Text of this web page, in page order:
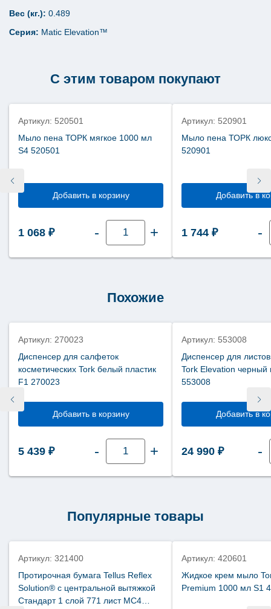
Вес (кг.): 0.489
Серия: Matic Elevation™
С этим товаром покупают
Артикул: 520501
Мыло пена ТОРК мягкое 1000 мл
S4 520501
Добавить в корзину
1 068 ₽ -
Количество
товара
пена
ТОРК
S4
520501
+
Артикул: 520901
Мыло пена ТОРК
520901
Добавить в
1 744 ₽ -
Похожие
Артикул: 270023
Диспенсер для салфеток
косметических Tork белый пластик
F1 270023
Добавить в корзину
5 439 ₽ -
Количество
товара
для
салфеток
F1
270023
+
Артикул: 553008
Диспенсер для
Tork Elevation черный
553008
Добавить в
24 990 ₽ -
Популярные товары
Артикул: 321400
Протирочная бумага Tellus Reflex
Solution® с центральной вытяжкой
Стандарт 1 слой 771 лист МC4
Артикул: 420601
Жидкое крем мыло
Premium 1000 мл S1